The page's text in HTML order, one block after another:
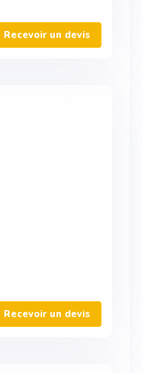
Recevoir un devis
Recevoir un devis